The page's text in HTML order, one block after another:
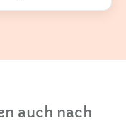
auch nach